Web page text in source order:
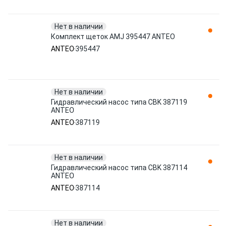
Нет в наличии
Комплект щеток AMJ 395447 ANTEO
ANTEO395447
Нет в наличии
Гидравлический насос типа CBK 387119
ANTEO
ANTEO387119
Нет в наличии
Гидравлический насос типа CBK 387114
ANTEO
ANTEO387114
Нет в наличии